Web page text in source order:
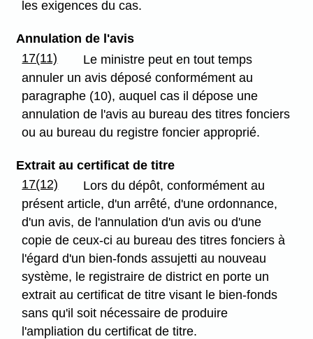
les exigences du cas.
Annulation de l'avis
17(11)
Le ministre peut en tout temps
annuler un avis déposé conformément au
paragraphe (10), auquel cas il dépose une
annulation de l'avis au bureau des titres fonciers
ou au bureau du registre foncier approprié.
Extrait au certificat de titre
17(12)
Lors du dépôt, conformément au
présent article, d'un arrêté, d'une ordonnance,
d'un avis, de l'annulation d'un avis ou d'une
copie de ceux-ci au bureau des titres fonciers à
l'égard d'un bien-fonds assujetti au nouveau
système, le registraire de district en porte un
extrait au certificat de titre visant le bien-fonds
sans qu'il soit nécessaire de produire
l'ampliation du certificat de titre.